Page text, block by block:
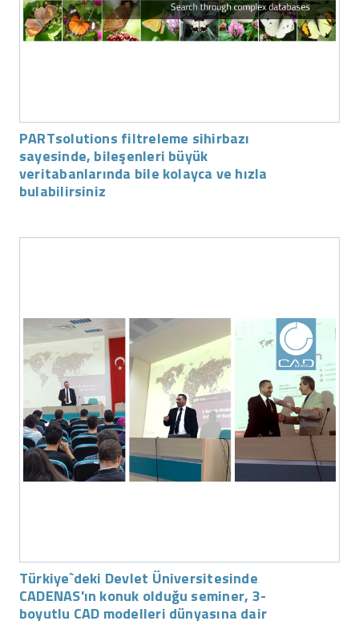
PARTsolutions filtreleme sihirbazı
sayesinde, bileşenleri büyük
veritabanlarında bile kolayca ve hızla
bulabilirsiniz
Türkiye`deki Devlet Üniversitesinde
CADENAS'ın konuk olduğu seminer, 3-
boyutlu CAD modelleri dünyasına dair